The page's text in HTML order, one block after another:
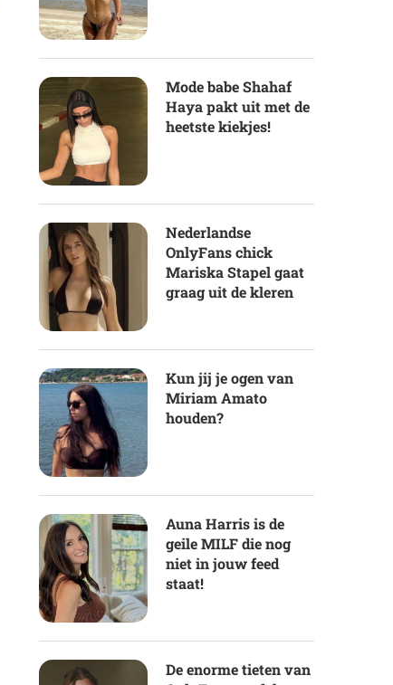
Mode babe Shahaf
Haya pakt uit met de
heetste kiekjes!
Nederlandse
OnlyFans chick
Mariska Stapel gaat
graag uit de kleren
Kun jij je ogen van
Miriam Amato
houden?
Auna Harris is de
geile MILF die nog
niet in jouw feed
staat!
De enorme tieten van